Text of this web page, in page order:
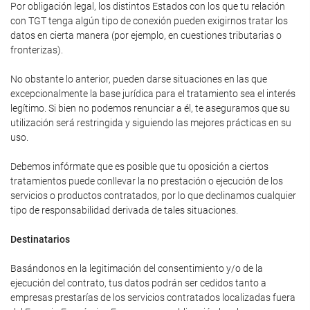
Por obligación legal, los distintos Estados con los que tu relación
con TGT tenga algún tipo de conexión pueden exigirnos tratar los
datos en cierta manera (por ejemplo, en cuestiones tributarias o
fronterizas).
No obstante lo anterior, pueden darse situaciones en las que
excepcionalmente la base jurídica para el tratamiento sea el interés
legítimo. Si bien no podemos renunciar a él, te aseguramos que su
utilización será restringida y siguiendo las mejores prácticas en su
uso.
Debemos infórmate que es posible que tu oposición a ciertos
tratamientos puede conllevar la no prestación o ejecución de los
servicios o productos contratados, por lo que declinamos cualquier
tipo de responsabilidad derivada de tales situaciones.
Destinatarios
Basándonos en la legitimación del consentimiento y/o de la
ejecución del contrato, tus datos podrán ser cedidos tanto a
empresas prestarías de los servicios contratados localizadas fuera